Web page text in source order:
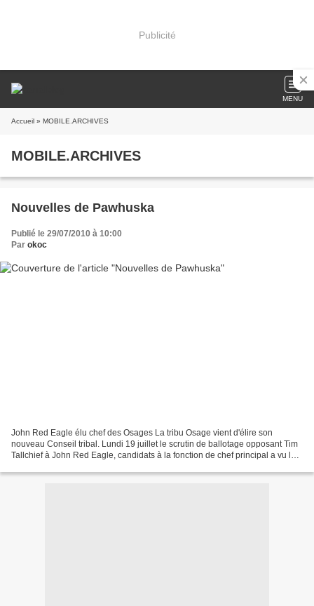
Publicité
MENU
Accueil » MOBILE.ARCHIVES
MOBILE.ARCHIVES
Nouvelles de Pawhuska
Publié le 29/07/2010 à 10:00
Par okoc
John Red Eagle élu chef des Osages La tribu Osage vient d'élire son
nouveau Conseil tribal. Lundi 19 juillet le scrutin de ballotage opposant Tim
Tallchief à John Red Eagle, candidats à la fonction de chef principal a vu le